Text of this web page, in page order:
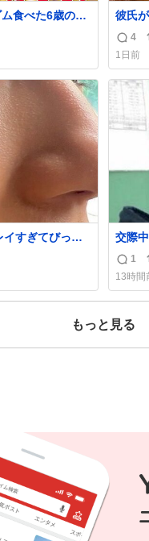
食べた6歳の弟
彼氏
想像
嬉しい
返
信
数
4
1日前
すぎてびっく
体型･肌管理す
返
信
数
1
13時間
もっと見る